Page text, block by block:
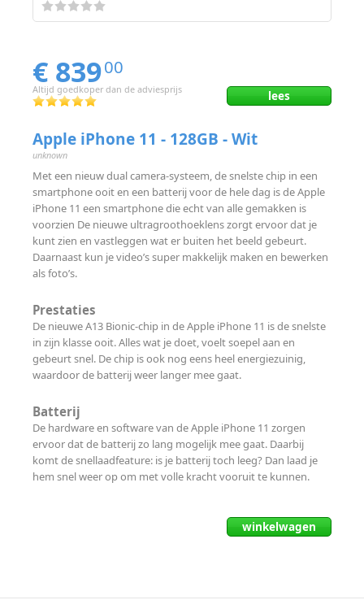
€ 83900
Altijd goedkoper dan de adviesprijs lees
Apple iPhone 11 - 128GB - Wit
unknown
Met een nieuw dual camera-systeem, de snelste chip in een
smartphone ooit en een batterij voor de hele dag is de Apple
iPhone 11 een smartphone die echt van alle gemakken is
voorzien De nieuwe ultragroothoeklens zorgt ervoor dat je
kunt zien en vastleggen wat er buiten het beeld gebeurt.
Daarnaast kun je video’s super makkelijk maken en bewerken
als foto’s.
Prestaties
De nieuwe A13 Bionic-chip in de Apple iPhone 11 is de snelste
in zijn klasse ooit. Alles wat je doet, voelt soepel aan en
gebeurt snel. De chip is ook nog eens heel energiezuinig,
waardoor de batterij weer langer mee gaat.
Batterij
De hardware en software van de Apple iPhone 11 zorgen
ervoor dat de batterij zo lang mogelijk mee gaat. Daarbij
komt de snellaadfeature: is je batterij toch leeg? Dan laad je
hem snel weer op om met volle kracht vooruit te kunnen.
winkelwagen